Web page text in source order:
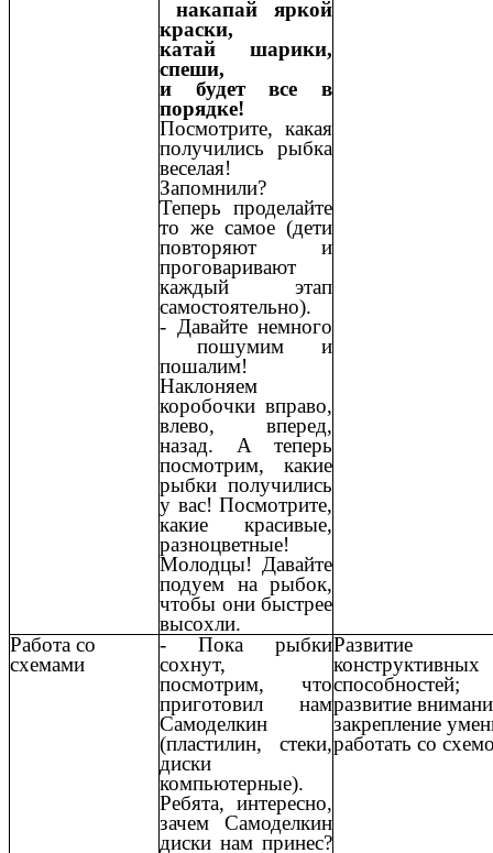
накапай яркой
краски,
катай шарики,
спеши,
и будет все в
порядке!
Посмотрите, какая
получились рыбка
веселая!
Запомнили?
Теперь проделайте
то же самое (дети
повторяют и
проговаривают
каждый этап
самостоятельно).
- Давайте немного
пошумим и
пошалим!
Наклоняем
коробочки вправо,
влево, вперед,
назад. А теперь
посмотрим, какие
рыбки получились
у вас! Посмотрите,
какие красивые,
разноцветные!
Молодцы! Давайте
подуем на рыбок,
чтобы они быстрее
высохли.
Работа со
схемами
- Пока рыбки
сохнут,
посмотрим, что
приготовил нам
Самоделкин
(пластилин, стеки,
диски
компьютерные).
Ребята, интересно,
зачем Самоделкин
диски нам принес?
Развитие
конструктивных
способностей;
развитие
закрепление
работать со